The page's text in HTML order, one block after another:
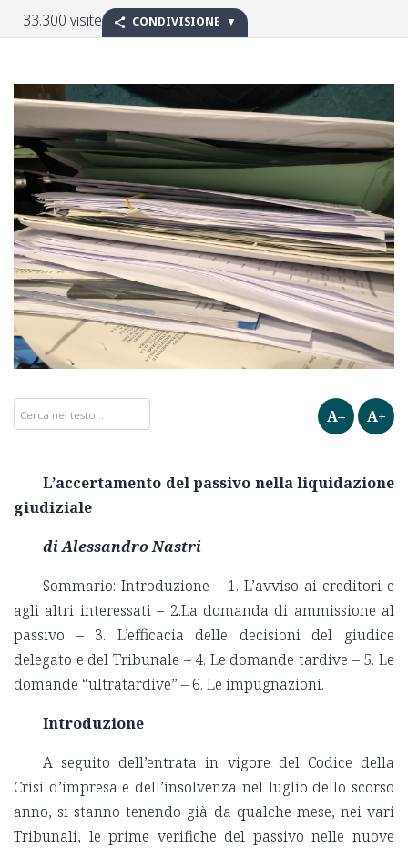
33.300 visite CONDIVISIONE
A– A+
L’accertamento del passivo nella liquidazione
giudiziale
di Alessandro Nastri
Sommario: Introduzione – 1. L’avviso ai creditori e
agli altri interessati – 2.La domanda di ammissione al
passivo – 3. L’efficacia delle decisioni del giudice
delegato e del Tribunale – 4. Le domande tardive – 5. Le
domande “ultratardive” – 6. Le impugnazioni.
Introduzione
A seguito dell’entrata in vigore del Codice della
Crisi d’impresa e dell’insolvenza nel luglio dello scorso
anno, si stanno tenendo già da qualche mese, nei vari
Tribunali, le prime verifiche del passivo nelle nuove